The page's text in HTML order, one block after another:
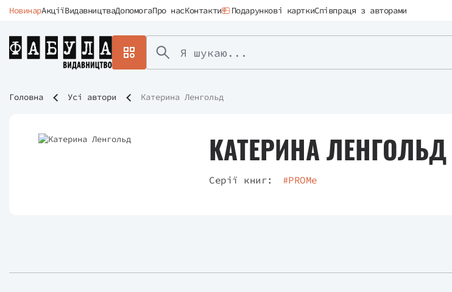
НовинарАкціїВидавництваДопомогаПро насКонтакти Подарункові карткиСпівпраця з авторами
Головна Усі автори Катерина Ленгольд
КАТЕРИНА ЛЕНГОЛЬД
Серії книг: #PROMe